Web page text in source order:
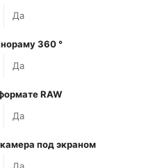
Да
360 °
Да
RAW
Да
под экраном